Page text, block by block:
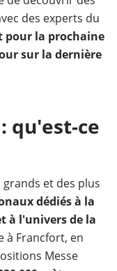
des experts du
pour la prochaine
sur la dernière
qu'est-ce
et des plus
dédiés à la
à l'univers de la
à Francfort, en
Messe